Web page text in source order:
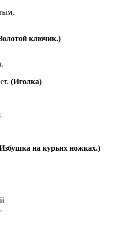
ключик.)
(Иголка)
на курьих ножках.)